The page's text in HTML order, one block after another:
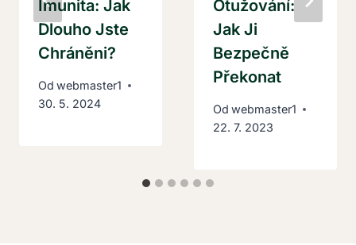
Imunita: Jak
Dlouho Jste
Chráněni?
Od webmaster1
30. 5. 2024
Otužování:
Jak Ji
Bezpečně
Překonat
Od webmaster1
22. 7. 2023